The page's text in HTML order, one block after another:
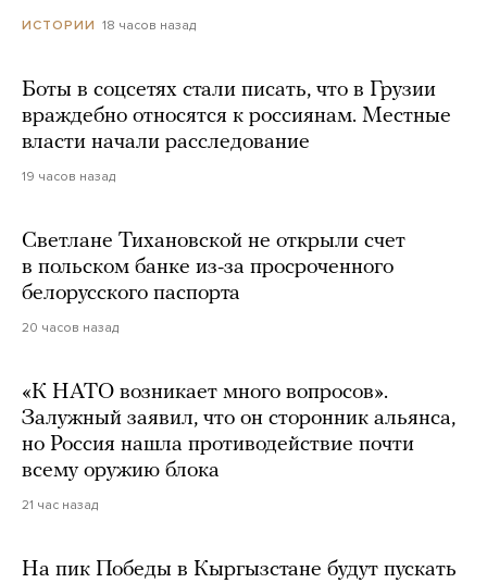
ИСТОРИИ 18 часов назад
Боты в соцсетях стали писать, что в Грузии
враждебно относятся к россиянам. Местные
власти начали расследование
19 часов назад
Светлане Тихановской не открыли счет
в польском банке из-за просроченного
белорусского паспорта
20 часов назад
«К НАТО возникает много вопросов».
Залужный заявил, что он сторонник альянса,
но Россия нашла противодействие почти
всему оружию блока
21 час назад
На пик Победы в Кыргызстане будут пускать